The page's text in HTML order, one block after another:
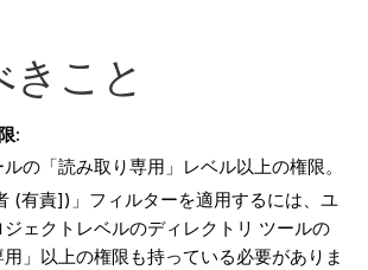
きこと
:
の「読み取り専用」レベル以上の権限。
(有責])」フィルターを適用するには、ユ
ェクトレベルのディレクトリ ツールの
用」以上の権限も持っている必要がありま